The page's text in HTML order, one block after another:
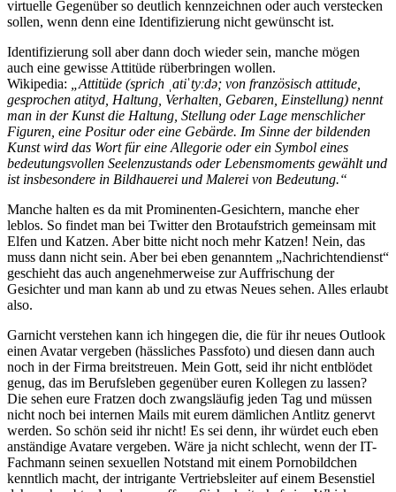
virtuelle Gegenüber so deutlich kennzeichnen oder auch verstecken
sollen, wenn denn eine Identifizierung nicht gewünscht ist.
Identifizierung soll aber dann doch wieder sein, manche mögen
auch eine gewisse Attitüde rüberbringen wollen.
Wikipedia:
„Attitüde (sprich ˌatiˈtyːdə; von französisch attitude,
gesprochen atityd, Haltung, Verhalten, Gebaren, Einstellung) nennt
man in der Kunst die Haltung, Stellung oder Lage menschlicher
Figuren, eine Positur oder eine Gebärde. Im Sinne der bildenden
Kunst wird das Wort für eine Allegorie oder ein Symbol eines
bedeutungsvollen Seelenzustands oder Lebensmoments gewählt und
ist insbesondere in Bildhauerei und Malerei von Bedeutung.“
Manche halten es da mit Prominenten-Gesichtern, manche eher
leblos. So findet man bei Twitter den Brotaufstrich gemeinsam mit
Elfen und Katzen. Aber bitte nicht noch mehr Katzen! Nein, das
muss dann nicht sein. Aber bei eben genanntem „Nachrichtendienst“
geschieht das auch angenehmerweise zur Auffrischung der
Gesichter und man kann ab und zu etwas Neues sehen. Alles erlaubt
also.
Garnicht verstehen kann ich hingegen die, die für ihr neues Outlook
einen Avatar vergeben (hässliches Passfoto) und diesen dann auch
noch in der Firma breitstreuen. Mein Gott, seid ihr nicht entblödet
genug, das im Berufsleben gegenüber euren Kollegen zu lassen?
Die sehen eure Fratzen doch zwangsläufig jeden Tag und müssen
nicht noch bei internen Mails mit eurem dämlichen Antlitz genervt
werden. So schön seid ihr nicht! Es sei denn, ihr würdet euch eben
anständige Avatare vergeben. Wäre ja nicht schlecht, wenn der IT-
Fachmann seinen sexuellen Notstand mit einem Pornobildchen
kenntlich macht, der intrigante Vertriebsleiter auf einem Besenstiel